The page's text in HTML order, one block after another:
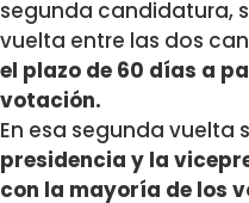
segunda candidatura,
vuelta entre las dos
el plazo de 60 días a
votación.
En esa segunda vuelta
presidencia y la
con la mayoría de los